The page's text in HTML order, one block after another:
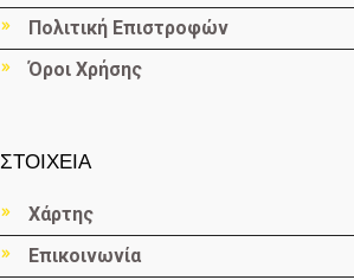
Πολιτική Επιστροφών
Όροι Χρήσης
ΣΤΟΙΧΕΙΑ
Χάρτης
Επικοινωνία